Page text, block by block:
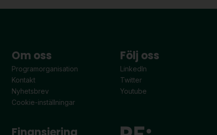
Om oss
Programorganisation
Kontakt
Nyhetsbrev
Cookie-inställningar
Följ oss
LinkedIn
Twitter
Youtube